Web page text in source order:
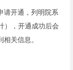
请开通，列明院系
），开通成功后会
关信息。